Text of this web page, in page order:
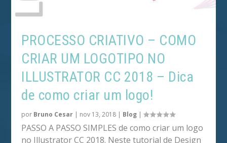
PROCESSO CRIATIVO – COMO
CRIAR UM LOGOTIPO NO
ILLUSTRATOR CC 2018 – Dica
de como criar um logo!
por Bruno Cesar | nov 13, 2018 | Blog |
PASSO A PASSO SIMPLES de como criar um logo
no Illustrator CC 2018. Neste tutorial de Design